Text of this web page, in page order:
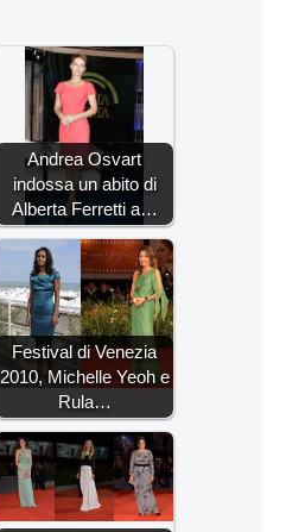
Andrea Osvart
indossa un abito di
Alberta Ferretti a…
Festival di Venezia
2010, Michelle Yeoh e
Rula…